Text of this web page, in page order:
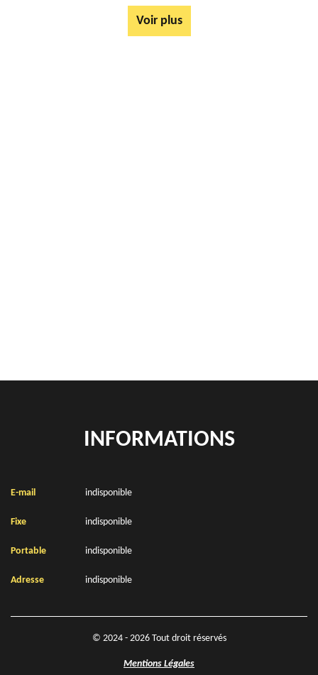
Voir plus
INFORMATIONS
E-mail indisponible
Fixe indisponible
Portable indisponible
Adresse indisponible
© 2024 - 2026 Tout droit réservés
Mentions Légales